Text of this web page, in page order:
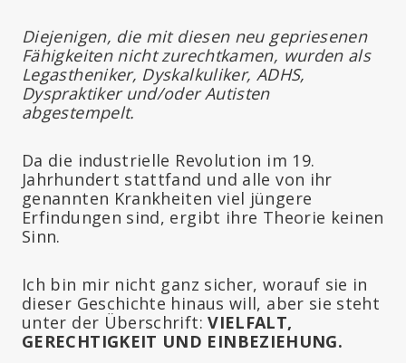
Diejenigen, die mit diesen neu gepriesenen
Fähigkeiten nicht zurechtkamen, wurden als
Legastheniker, Dyskalkuliker, ADHS,
Dyspraktiker und/oder Autisten
abgestempelt.
Da die industrielle Revolution im 19.
Jahrhundert stattfand und alle von ihr
genannten Krankheiten viel jüngere
Erfindungen sind, ergibt ihre Theorie keinen
Sinn.
Ich bin mir nicht ganz sicher, worauf sie in
dieser Geschichte hinaus will, aber sie steht
unter der Überschrift:VIELFALT,
GERECHTIGKEIT UND EINBEZIEHUNG.